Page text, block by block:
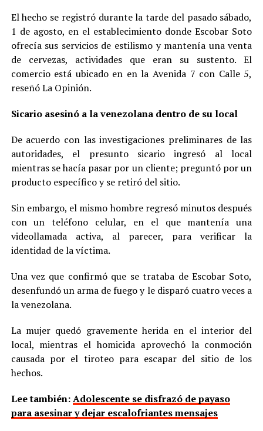
El hecho se registró durante la tarde del pasado sábado,
1 de agosto, en el establecimiento donde Escobar Soto
ofrecía sus servicios de estilismo y mantenía una venta
de cervezas, actividades que eran su sustento. El
comercio está ubicado en en la Avenida 7 con Calle 5,
reseñó La Opinión.
Sicario asesinó a la venezolana dentro de su local
De acuerdo con las investigaciones preliminares de las
autoridades, el presunto sicario ingresó al local
mientras se hacía pasar por un cliente; preguntó por un
producto específico y se retiró del sitio.
Sin embargo, el mismo hombre regresó minutos después
con un teléfono celular, en el que mantenía una
videollamada activa, al parecer, para verificar la
identidad de la víctima.
Una vez que confirmó que se trataba de Escobar Soto,
desenfundó un arma de fuego y le disparó cuatro veces a
la venezolana.
La mujer quedó gravemente herida en el interior del
local, mientras el homicida aprovechó la conmoción
causada por el tiroteo para escapar del sitio de los
hechos.
Lee también:Adolescente se disfrazó de payaso
para asesinar y dejar escalofriantes mensajes